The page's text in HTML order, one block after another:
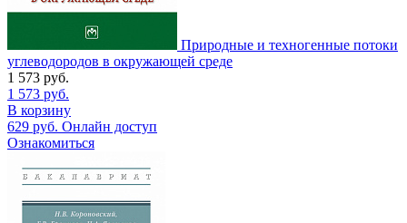
Природные и техногенные потоки
углеводородов в окружающей среде
1 573 руб.
1 573 руб.
В корзину
629 руб. Онлайн доступ
Ознакомиться